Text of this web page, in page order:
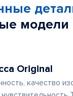
модели
Original
качество